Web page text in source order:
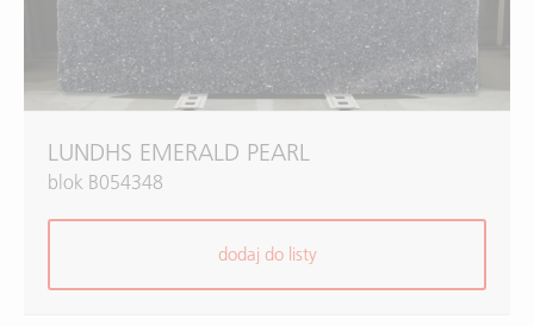
LUNDHS EMERALD PEARL
blok B054348
dodaj do listy